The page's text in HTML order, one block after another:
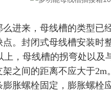
进来，母线槽的类型已
。封闭式母线槽安装时
上，母线槽的拐弯处以
之间的距离不应大于
胀螺栓固定，膨胀螺栓